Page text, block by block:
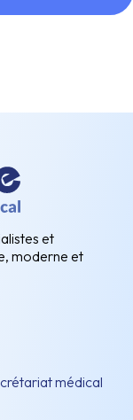
et
moderne et
médical